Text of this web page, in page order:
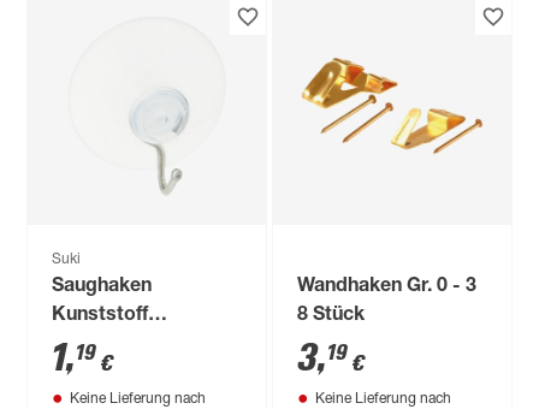
Suki
Saughaken
Kunststoff
transparent Ø 38
mm 1 Stück
1,19 €
Keine Lieferung nach
Wandhaken Gr. 0 - 3
8 Stück
3,19 €
Keine Lieferung nach